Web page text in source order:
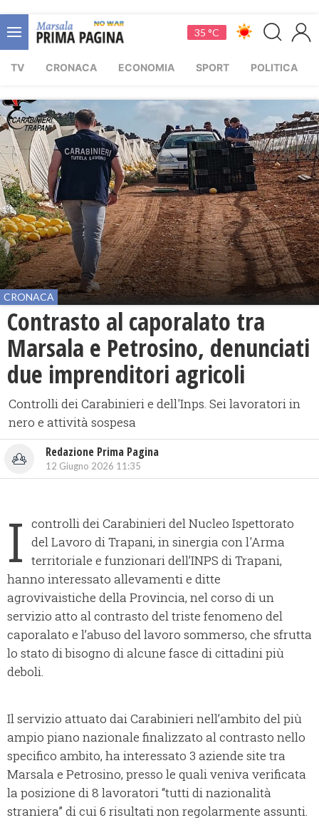
35 °C
TV CRONACA ECONOMIA SPORT POLITICA
CRONACA
Contrasto al caporalato tra
Marsala e Petrosino, denunciati
due imprenditori agricoli
Controlli dei Carabinieri e dell'Inps. Sei lavoratori in
nero e attività sospesa
Redazione Prima Pagina
12 Giugno 2026 11:35
I controlli dei Carabinieri del Nucleo Ispettorato
del Lavoro di Trapani, in sinergia con l'Arma
territoriale e funzionari dell’INPS di Trapani,
hanno interessato allevamenti e ditte
agrovivaistiche della Provincia, nel corso di un
servizio atto al contrasto del triste fenomeno del
caporalato e l’abuso del lavoro sommerso, che sfrutta
lo stato di bisogno di alcune fasce di cittadini più
deboli.
Il servizio attuato dai Carabinieri nell’ambito del più
ampio piano nazionale finalizzato al contrasto nello
specifico ambito, ha interessato 3 aziende site tra
Marsala e Petrosino, presso le quali veniva verificata
la posizione di 8 lavoratori “tutti di nazionalità
straniera” di cui 6 risultati non regolarmente assunti.